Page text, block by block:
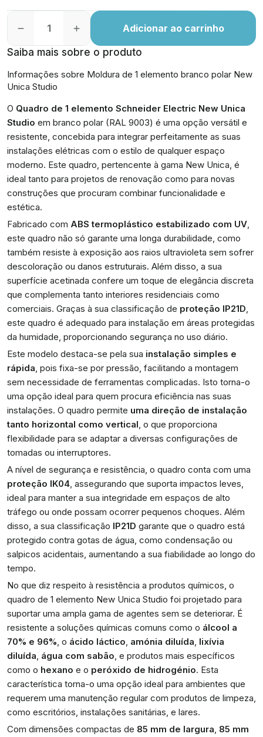
Adicionar ao carrinho
Saiba mais sobre o produto
Informações sobre Moldura de 1 elemento branco polar New
Unica Studio
O Quadro de 1 elemento Schneider Electric New Unica
Studio em branco polar (RAL 9003) é uma opção versátil e
resistente, concebida para integrar perfeitamente as suas
instalações elétricas com o estilo de qualquer espaço
moderno. Este quadro, pertencente à gama New Unica, é
ideal tanto para projetos de renovação como para novas
construções que procuram combinar funcionalidade e
estética.
Fabricado com ABS termoplástico estabilizado com UV,
este quadro não só garante uma longa durabilidade, como
também resiste à exposição aos raios ultravioleta sem sofrer
descoloração ou danos estruturais. Além disso, a sua
superfície acetinada confere um toque de elegância discreta
que complementa tanto interiores residenciais como
comerciais. Graças à sua classificação de proteção IP21D,
este quadro é adequado para instalação em áreas protegidas
da humidade, proporcionando segurança no uso diário.
Este modelo destaca-se pela sua instalação simples e
rápida, pois fixa-se por pressão, facilitando a montagem
sem necessidade de ferramentas complicadas. Isto torna-o
uma opção ideal para quem procura eficiência nas suas
instalações. O quadro permite uma direção de instalação
tanto horizontal como vertical, o que proporciona
flexibilidade para se adaptar a diversas configurações de
tomadas ou interruptores.
A nível de segurança e resistência, o quadro conta com uma
proteção IK04, assegurando que suporta impactos leves,
ideal para manter a sua integridade em espaços de alto
tráfego ou onde possam ocorrer pequenos choques. Além
disso, a sua classificação IP21D garante que o quadro está
protegido contra gotas de água, como condensação ou
salpicos acidentais, aumentando a sua fiabilidade ao longo do
tempo.
No que diz respeito à resistência a produtos químicos, o
quadro de 1 elemento New Unica Studio foi projetado para
suportar uma ampla gama de agentes sem se deteriorar. É
resistente a soluções químicas comuns como o álcool a
70% e 96%, o ácido láctico, amónia diluída, lixívia
diluída, água com sabão, e produtos mais específicos
como o hexano e o peróxido de hidrogénio. Esta
característica torna-o uma opção ideal para ambientes que
requerem uma manutenção regular com produtos de limpeza,
como escritórios, instalações sanitárias, e lares.
Com dimensões compactas de 85 mm de largura, 85 mm